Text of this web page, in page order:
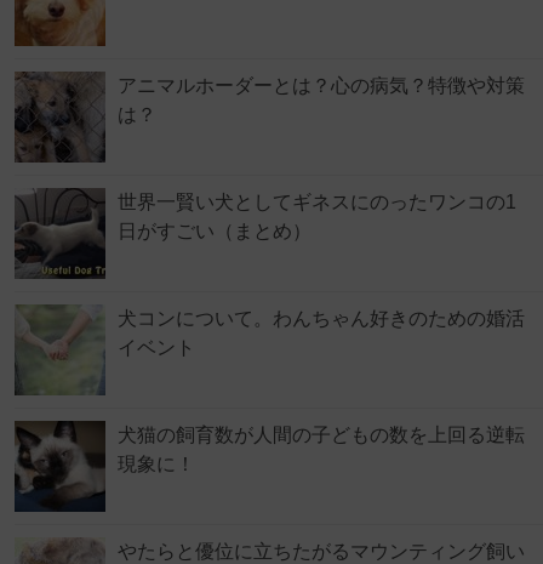
アニマルホーダーとは？心の病気？特徴や対策
は？
世界一賢い犬としてギネスにのったワンコの1
日がすごい（まとめ）
犬コンについて。わんちゃん好きのための婚活
イベント
犬猫の飼育数が人間の子どもの数を上回る逆転
現象に！
やたらと優位に立ちたがるマウンティング飼い